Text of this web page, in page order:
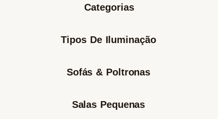
Categorias
Tipos De Iluminação
Sofás & Poltronas
Salas Pequenas